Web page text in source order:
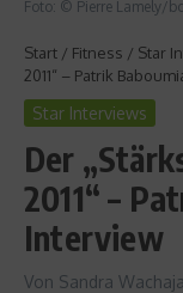
Foto: © Pierre Lamely/
Start / Fitness / Star
2011“ – Patrik
Star Interviews
Der
2011“ –
Interview
Von Sandra Wachaja